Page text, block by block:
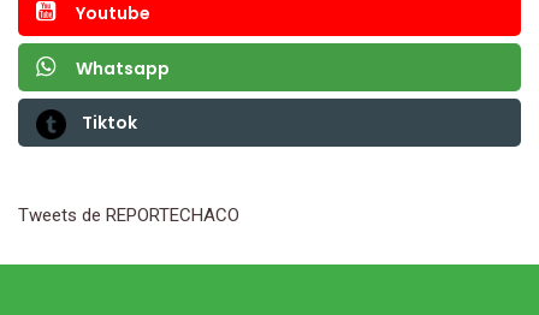
Youtube
Whatsapp
Tiktok
Tweets de REPORTECHACO